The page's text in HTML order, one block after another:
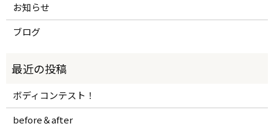
お知らせ
ブログ
ボディコンテスト！
before＆after